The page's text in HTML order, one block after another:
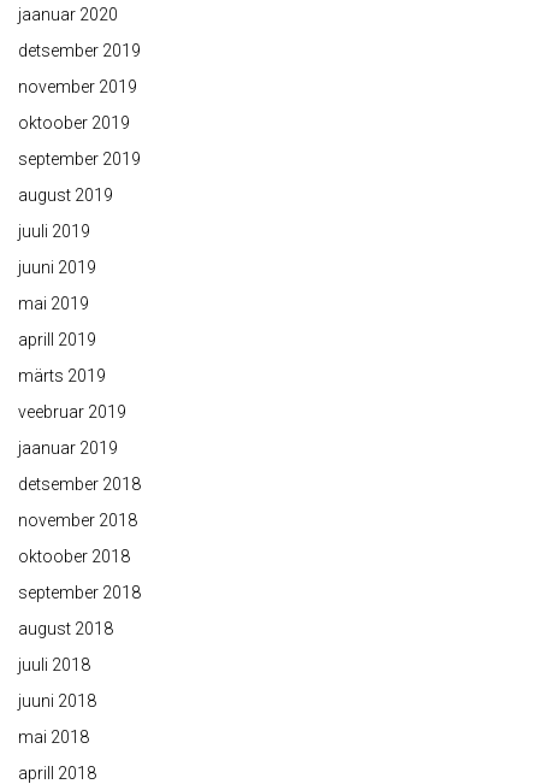
jaanuar 2020
detsember 2019
november 2019
oktoober 2019
september 2019
august 2019
juuli 2019
juuni 2019
mai 2019
aprill 2019
märts 2019
veebruar 2019
jaanuar 2019
detsember 2018
november 2018
oktoober 2018
september 2018
august 2018
juuli 2018
juuni 2018
mai 2018
aprill 2018